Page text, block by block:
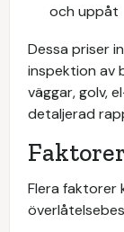
och uppåt
Dessa priser
inspektion av
väggar, golv,
detaljerad
Flera faktorer